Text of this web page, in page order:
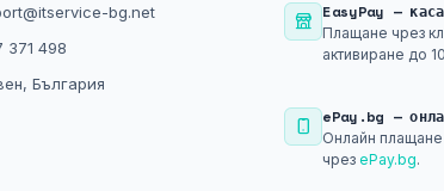
bg.net
371 498
България
EasyPay — каса
Плащане чрез
активиране до
ePay.bg —
Онлайн
чрезePay.bg.